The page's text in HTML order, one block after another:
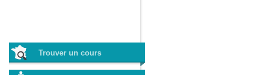
Trouver un cours